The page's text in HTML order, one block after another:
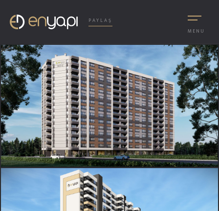
MENU
PAYLAŞ